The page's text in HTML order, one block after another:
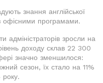
знання англійської
офісними програмами.
адміністраторів зросли на
доходу склав 22 300
значно зменшилося:
сезон, їх стало на 11%
року.